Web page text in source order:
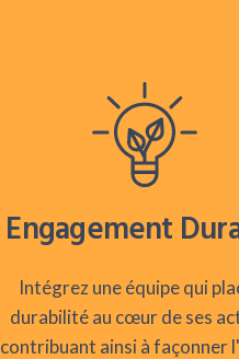
Engagement
Intégrez une équipe qui
durabilité au cœur de ses
contribuant ainsi à façonner